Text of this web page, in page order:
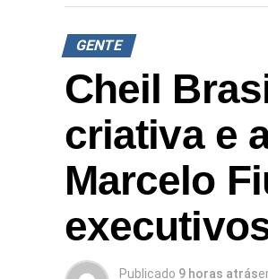
GENTE
Cheil
criativa e
Marcelo
Publicado 9 horas atrás